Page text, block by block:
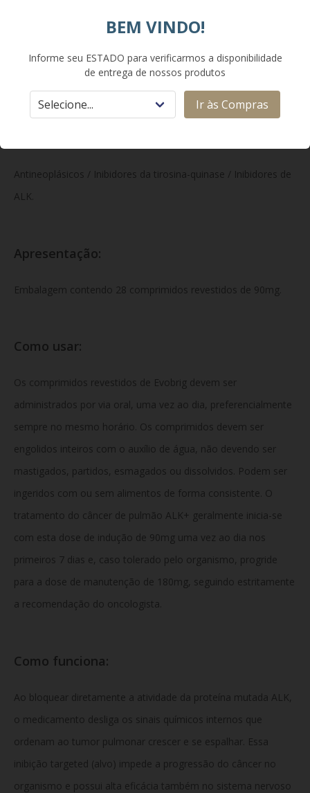
magnésio e sílica coloidal hidrofóbica. O revestimento do
comprimido contém álcool polivinílico, dióxido de titânio,
Antineoplásicos / Inibidores da tirosina-quinase / Inibidores de
ALK.
Apresentação:
Embalagem contendo 28 comprimidos revestidos de 90mg.
Como usar:
Os comprimidos revestidos de Evobrig devem ser
administrados por via oral, uma vez ao dia, preferencialmente
sempre no mesmo horário. Os comprimidos devem ser
engolidos inteiros com o auxílio de água, não devendo ser
mastigados, partidos, esmagados ou dissolvidos. Podem ser
ingeridos com ou sem alimentos de forma consistente. O
tratamento do câncer de pulmão ALK+ geralmente inicia-se
com esta dose de indução de 90mg uma vez ao dia nos
primeiros 7 dias e, caso tolerado pelo organismo, progride
para a dose de manutenção de 180mg, seguindo estritamente
a recomendação do oncologista.
Como funciona:
Ao bloquear diretamente a atividade da proteína mutada ALK,
o medicamento desliga os sinais químicos internos que
ordenam ao tumor pulmonar crescer e se espalhar. Essa
inibição targeted (alvo) impede a progressão do câncer no
organismo e possui alta eficácia também no sistema nervoso
BEM VINDO!
Informe seu ESTADO para verificarmos a disponibilidade
de entrega de nossos produtos
Ir às Compras